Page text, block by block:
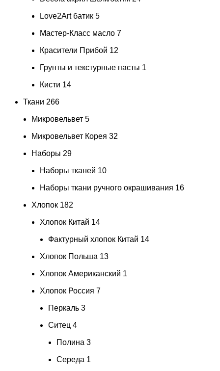
Love2Art батик 5
Мастер-Класс масло 7
Красители Прибой 12
Грунты и текстурные пасты 1
Кисти 14
Ткани 266
Микровельвет 5
Микровельвет Корея 32
Наборы 29
Наборы тканей 10
Наборы ткани ручного окрашивания 16
Хлопок 182
Хлопок Китай 14
Фактурный хлопок Китай 14
Хлопок Польша 13
Хлопок Американский 1
Хлопок Россия 7
Перкаль 3
Ситец 4
Полина 3
Середа 1